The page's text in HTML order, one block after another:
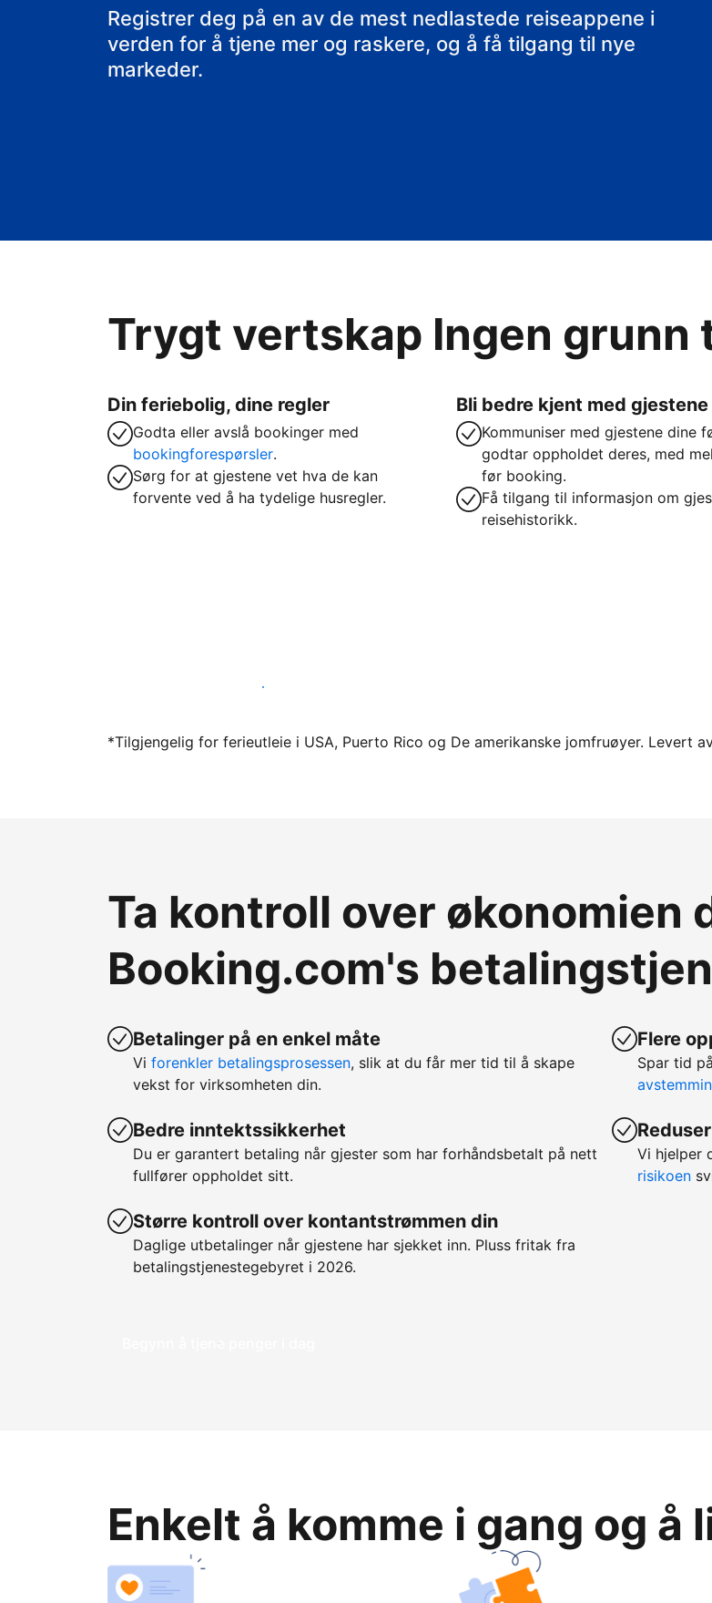
rorbua di
Registrer deg på en av de mest nedlastede reiseappene i
verden for å tjene mer og raskere, og å få tilgang til nye
markeder.
Trygt vertskap Ingen grunn
Din feriebolig, dine regler
Godta eller avslå bookinger med
bookingforespørsler.
Sørg for at gjestene vet hva de kan
forvente ved å ha tydelige husregler.
Bli bedre kjent med gjestene
Kommuniser med gjestene dine
godtar oppholdet deres, med
før booking.
Få tilgang til informasjon om
reisehistorikk.
Lei ut ferieboligen din gjennom oss i dag
*Tilgjengelig for ferieutleie i USA, Puerto Rico og De amerikanske jomfruøyer. Levert
Ta kontroll over økonomien
Booking.com's
Betalinger på en enkel måte
Vi forenkler betalingsprosessen, slik at du får mer tid til å skape
vekst for virksomheten din.
Bedre inntektssikkerhet
Du er garantert betaling når gjester som har forhåndsbetalt på nett
fullfører oppholdet sitt.
Større kontroll over kontantstrømmen din
Daglige utbetalinger når gjestene har sjekket inn. Pluss fritak fra
betalingstjenestegebyret i 2026.
Flere
Spar tid
Vi hjelper
risikoen
Begynn å tjene penger i dag
Enkelt å komme i gang og å